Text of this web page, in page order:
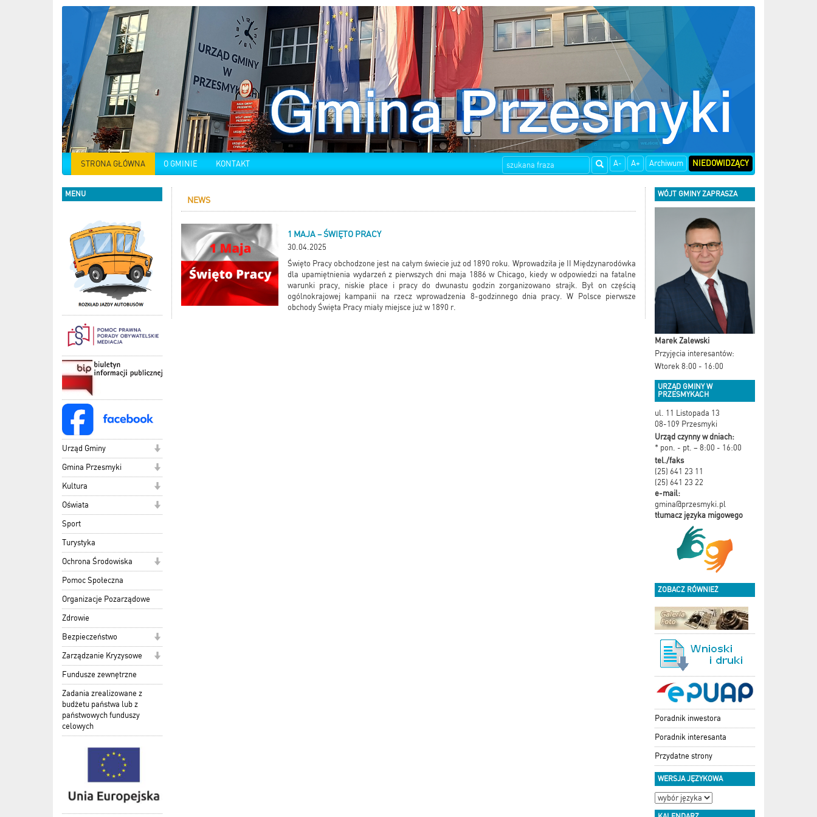
STRONA GŁÓWNA O GMINIE KONTAKT A- A+ Archiwum NIEDOWIDZĄCY
MENU
Urząd Gminy
Gmina Przesmyki
Kultura
Oświata
Sport
Turystyka
Ochrona Środowiska
Pomoc Społeczna
Organizacje Pozarządowe
Zdrowie
Bezpieczeństwo
Zarządzanie Kryzysowe
Fundusze zewnętrzne
Zadania zrealizowane z
budżetu państwa lub z
państwowych funduszy
celowych
NEWS
1 MAJA – ŚWIĘTO PRACY
30.04.2025
Święto Pracy obchodzone jest na całym świecie już od 1890 roku. Wprowadziła je II Międzynarodówka
dla upamiętnienia wydarzeń z pierwszych dni maja 1886 w Chicago, kiedy w odpowiedzi na fatalne
warunki pracy, niskie płace i pracy do dwunastu godzin zorganizowano strajk. Był on częścią
ogólnokrajowej kampanii na rzecz wprowadzenia 8-godzinnego dnia pracy. W Polsce pierwsze
obchody Święta Pracy miały miejsce już w 1890 r.
WÓJT GMINY ZAPRASZA
Marek Zalewski
Przyjęcia interesantów:
Wtorek 8:00 - 16:00
URZĄD GMINY W
PRZESMYKACH
ul. 11 Listopada 13
08-109 Przesmyki
Urząd czynny w dniach:
* pon. - pt. – 8:00 - 16:00
tel./faks
(25) 641 23 11
(25) 641 23 22
e-mail:
gmina@przesmyki.pl
tłumacz języka migowego
ZOBACZ RÓWNIEŻ
Poradnik inwestora
Poradnik interesanta
Przydatne strony
WERSJA JĘZYKOWA